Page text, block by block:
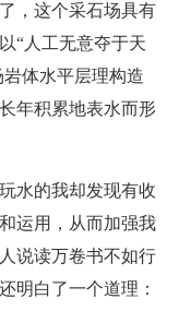
，这个采石场具有
“人工无意夺于天
体水平层理构造
年积累地表水而形
水的我却发现有收
运用，从而加强我
说读万卷书不如行
明白了一个道理：